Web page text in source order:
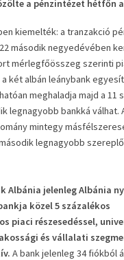
a pénzintézet hétfőn
kiemelték: a tranzakció
második negyedévében
mérlegfőösszeg szerinti
két albán leánybank
meghaladja majd a 11
legnagyobb bankká válhat.
mintegy
legnagyobb
Albánia jelenleg Albánia
közel 5 százalékos
piaci részesedéssel,
és vállalati
A bank jelenleg 34 fiókból